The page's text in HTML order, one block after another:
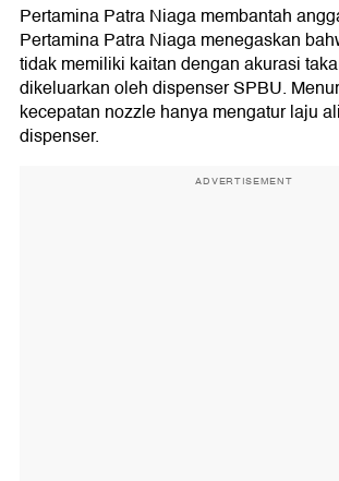
Pertamina Patra Niaga membantah
Pertamina Patra Niaga menegaskan
tidak memiliki kaitan dengan akurasi
dikeluarkan oleh dispenser SPBU.
kecepatan nozzle hanya mengatur laju
dispenser.
ADVERTISEMENT